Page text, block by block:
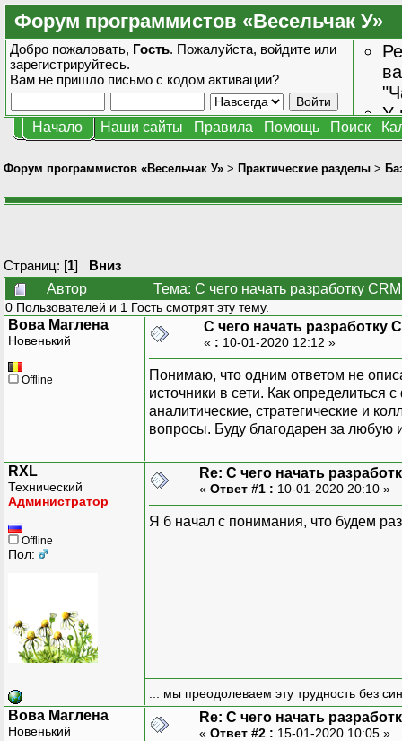
Форум программистов «Весельчак У»
Добро пожаловать, Гость. Пожалуйста, войдите или
зарегистрируйтесь.
Вам не пришло письмо с кодом активации?
У
Начало Наши сайты Правила Помощь Поиск
Форум программистов «Весельчак У» > Практические разделы >
Страниц: [1] Вниз
Автор
Тема: С чего начать разработку
0 Пользователей и 1 Гость смотрят эту тему.
Вова Маглена
Новенький
Offline
С чего начать разработку
« : 10-01-2020 12:12 »
Понимаю, что одним ответом не
источники в сети. Как
аналитические, стратегические и
вопросы. Буду благодарен за
RXL
Технический
Администратор
Offline
Пол:
Re: С чего начать
« Ответ #1 : 10-01-2020 20:10 »
Я б начал с понимания, что будем
... мы преодолеваем эту трудность без
Вова Маглена
Новенький
Re: С чего начать
« Ответ #2 : 15-01-2020 10:05 »